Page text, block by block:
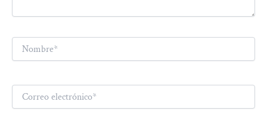
Nombre*
Correo
electrónico*